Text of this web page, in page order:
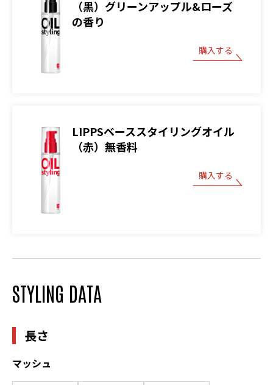
（黒）グリーンアップル&ローズ
の香り
購入する
LIPPSベーススタイリングオイル
（赤）無香料
購入する
STYLING DATA
長さ
マッシュ